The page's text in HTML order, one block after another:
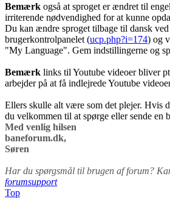
Bemærk også at sproget er ændret til
irriterende nødvendighed for at kunne
Du kan ændre sproget tilbage til dansk ved
brugerkontrolpanelet (ucp.php?i=174) og
"My Language". Gem indstillingerne og
Bemærk links til Youtube videoer bliver
arbejder på at få indlejrede Youtube
Ellers skulle alt være som det plejer. Hvis
du velkommen til at spørge eller sende en
Med venlig hilsen
baneforum.dk,
Søren
Har du spørgsmål til brugen af forum?
forumsupport
Top